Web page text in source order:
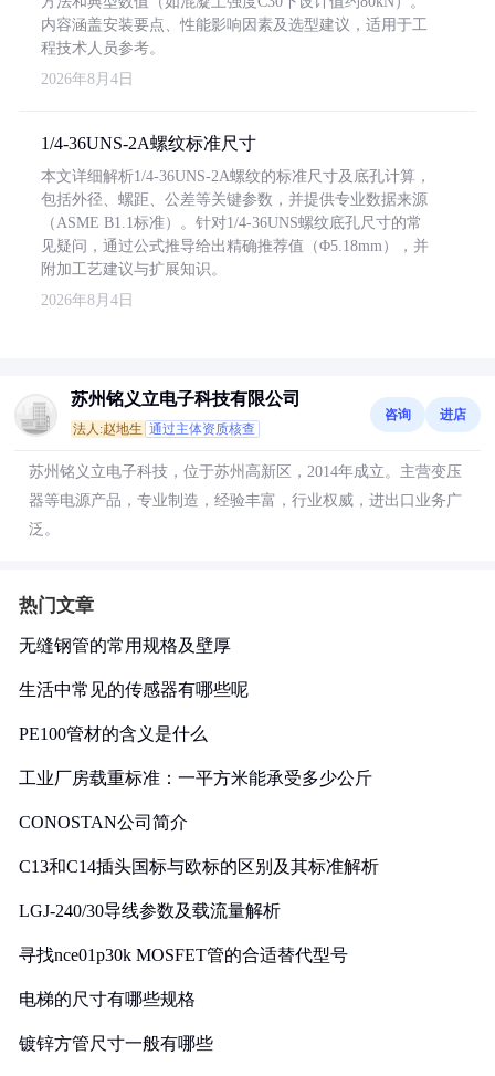
内容涵盖安装要点、性能影响因素及选型建议，适用于工
程技术人员参考。
2026年8月4日
1/4-36UNS-2A螺纹标准尺寸
本文详细解析1/4-36UNS-2A螺纹的标准尺寸及底孔计算，
包括外径、螺距、公差等关键参数，并提供专业数据来源
（ASME B1.1标准）。针对1/4-36UNS螺纹底孔尺寸的常
见疑问，通过公式推导给出精确推荐值（Φ5.18mm），并
附加工艺建议与扩展知识。
2026年8月4日
苏州铭义立电子科技有限公司
法人:赵地生 通过主体资质核查
咨询 进店
苏州铭义立电子科技，位于苏州高新区，2014年成立。主营变压
器等电源产品，专业制造，经验丰富，行业权威，进出口业务广
泛。
热门文章
无缝钢管的常用规格及壁厚
生活中常见的传感器有哪些呢
PE100管材的含义是什么
工业厂房载重标准：一平方米能承受多少公斤
CONOSTAN公司简介
C13和C14插头国标与欧标的区别及其标准解析
LGJ-240/30导线参数及载流量解析
寻找nce01p30k MOSFET管的合适替代型号
电梯的尺寸有哪些规格
镀锌方管尺寸一般有哪些